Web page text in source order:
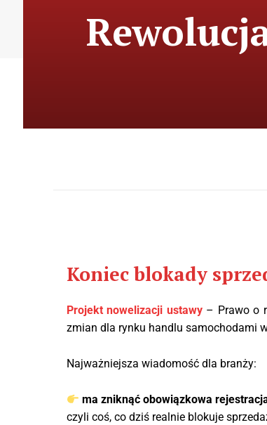
Koniec blokady
Projekt nowelizacji ustawy– Prawo o
zmian dla rynku handlu samochodami
Najważniejsza wiadomość dla branży:
ma zniknąć obowiązkowa
czyli coś, co dziś realnie blokuje